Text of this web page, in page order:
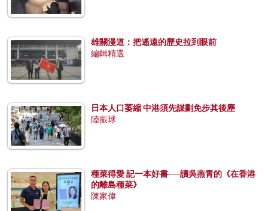
雄關漫道：把遙遠的歷史拉到眼前
編輯精選
日本人口萎縮 中港須先謀劃免步其後塵
陸振球
種菜得愛 記一本好書──讀吳燕青的《在香港
的離島種菜》
陳家偉